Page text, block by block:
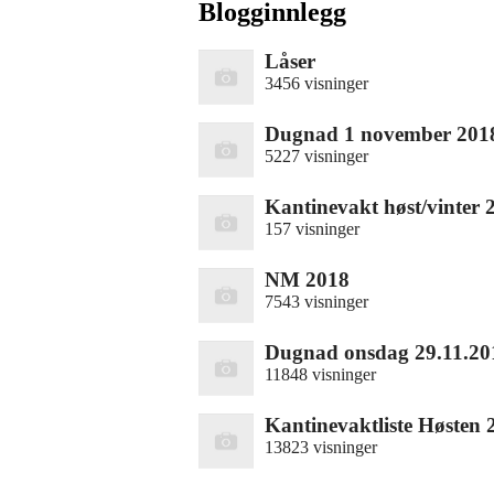
Blogginnlegg
Låser
3456 visninger
Dugnad 1 november
5227 visninger
Kantinevakt høst/vinter
157 visninger
NM 2018
7543 visninger
Dugnad onsdag
11848 visninger
Kantinevaktliste Høsten
13823 visninger